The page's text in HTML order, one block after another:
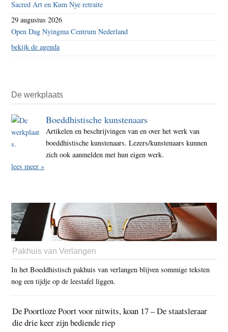
Sacred Art en Kum Nye retraite
29 augustus 2026
Open Dag Nyingma Centrum Nederland
bekijk de agenda
De werkplaats
Boeddhistische kunstenaars
Artikelen en beschrijvingen van en over het werk van
boeddhistische kunstenaars. Lezers/kunstenaars kunnen
zich ook aanmelden met hun eigen werk.
lees meer »
Pakhuis van Verlangen
In het Boeddhistisch pakhuis van verlangen blijven sommige teksten
nog een tijdje op de leestafel liggen.
De Poortloze Poort voor nitwits, koan 17 – De staatsleraar
die drie keer zijn bediende riep